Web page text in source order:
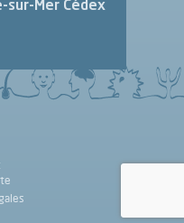
sur-Mer Cédex